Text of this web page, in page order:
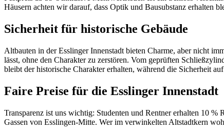
Häusern achten wir darauf, dass Optik und Bausubstanz erhalten
Sicherheit für historische Gebäude
Altbauten in der Esslinger Innenstadt bieten Charme, aber nicht
lässt, ohne den Charakter zu zerstören. Vom geprüften
bleibt der historische Charakter erhalten, während die Sicherheit
Faire Preise für die Esslinger Innenstadt
Transparenz ist uns wichtig: Studenten und Rentner erhalten 10
Gassen von Esslingen-Mitte. Wer im verwinkelten Altstadtkern